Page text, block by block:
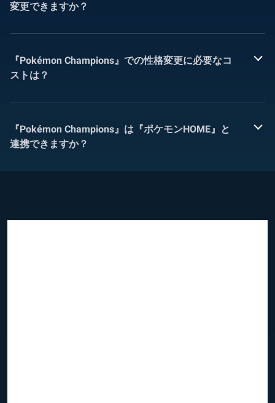
変更できますか？
『Pokémon Champions』での性格変更に必要なコ
ストは？
『Pokémon Champions』は『ポケモンHOME』と
連携できますか？